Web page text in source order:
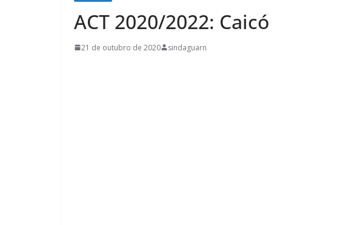
ACT 2020/2022: Caicó
21 de outubro de 2020 sindaguarn